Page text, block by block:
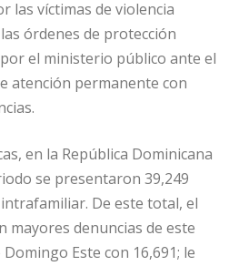
las víctimas de violencia
órdenes de protección
el ministerio público ante el
atención permanente con
en la República Dominicana
se presentaron 39,249
De este total, el
mayores denuncias de este
Este con 16,691; le